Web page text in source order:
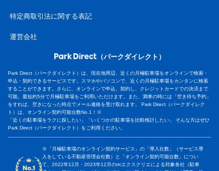
特定商取引法に関する表記
運営会社
（パークダイレクト）
Park Direct（パークダイレクト）は、現在地周辺、近くの月極駐車場をオンラインで検索・
申込・契約できるサービスです。スマホやパソコンで、近くの月極駐車場をカンタンに検索
することができます。さらに、オンラインで申込、契約し、クレジットカードでの決済まで
可能。最短約5分で月極駐車場をご利用いただけます。また、満車の時には「空き待ち予約」
をすれば、空きになった時点でメール連絡を受け取れます。 Park Direct（パークダイレク
ト）は、オンライン契約可能台数No.1！※
「近くの駐車場をラクに探したい」「いくつかの駐車場を比較検討したい」 そんな方はぜひ
Park Direct（パークダイレクト）をご利用ください。
※「月極駐車場のオンライン契約サービス」の「導入社数」（サービス導
入をしている不動産管理会社数）と「オンライン契約可能台数」につい
て、2022年12月・2023年12月の㈱エクスクリエによる対象各社（駐車